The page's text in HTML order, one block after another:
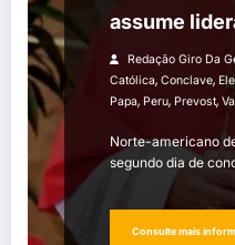
assume
Redação Giro Da
Católica, Conclave,
Papa, Peru, Prevost,
Norte-americano
segundo dia de
Consulte mais